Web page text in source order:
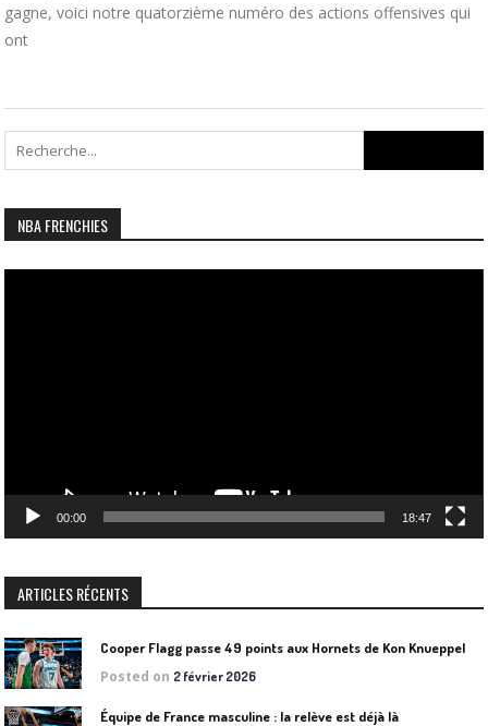
gagne, voici notre quatorzième numéro des actions offensives qui
ont
for:
NBA FRENCHIES
00:00 18:47
ARTICLES RÉCENTS
Cooper Flagg passe 49 points aux Hornets de Kon Knueppel
Posted on 2 février 2026
Équipe de France masculine : la relève est déjà là